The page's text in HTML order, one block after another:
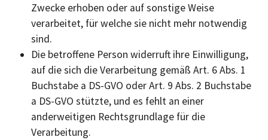
Zwecke erhoben oder auf sonstige Weise
verarbeitet, für welche sie nicht mehr notwendig
sind.
Die betroffene Person widerruft ihre Einwilligung,
auf die sich die Verarbeitung gemäß Art. 6 Abs. 1
Buchstabe a DS-GVO oder Art. 9 Abs. 2 Buchstabe
a DS-GVO stützte, und es fehlt an einer
anderweitigen Rechtsgrundlage für die
Verarbeitung.